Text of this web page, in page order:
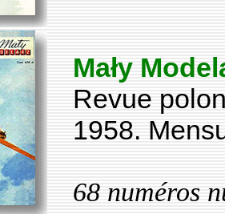
Mały
Revue
1958.
68 numéros